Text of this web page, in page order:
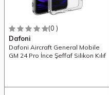
(0 )
Dafoni
Dafoni Aircraft General Mobile
GM 24 Pro İnce Şeffaf Silikon Kılıf